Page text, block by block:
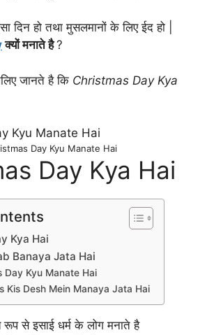
दिन हो तथा मुसलमानों के लिए ईद हो |
क्यों मनाते है?
जानते है कि Christmas Day Kya
Day Kyu Manate Hai
Day Kya Hai
Kya Hai
Banaya Jata Hai
Day Kyu Manate Hai
Kis Desh Mein Manaya Jata Hai
से इसाई धर्म के लोग मनाते है